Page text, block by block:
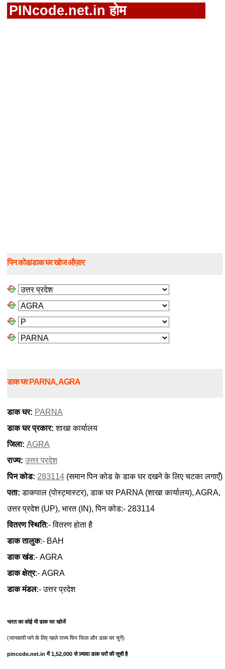
PINcode.net.in होम
पिन कोड/डाक घर खोज औज़ार
डाक घर PARNA, AGRA
डाक घर: PARNA
डाक घर प्रकार: शाखा कार्यालय
जिला: AGRA
राज्य: उत्तर प्रदेश
पिन कोड: 283114 (समान पिन कोड के डाक घर दखने के लिए चटका लगाएँ)
पता: डाकपाल (पोस्ट्मास्टर), डाक घर PARNA (शाखा कार्यालय), AGRA,
उत्तर प्रदेश (UP), भारत (IN), पिन कोड:- 283114
वितरण स्थिति:- वितरण होता है
डाक तालुक:- BAH
डाक खंड:- AGRA
डाक क्षेत्र:- AGRA
डाक मंडल:- उत्तर प्रदेश
भारत का कोई भी डाक घर खोजें
(जानकारी पाने के लिए पहले राज्य फिर जिला और डाक घर चुनें)
pincode.net.in में 1,52,000 से ज़्यादा डाक घरों की सूची है